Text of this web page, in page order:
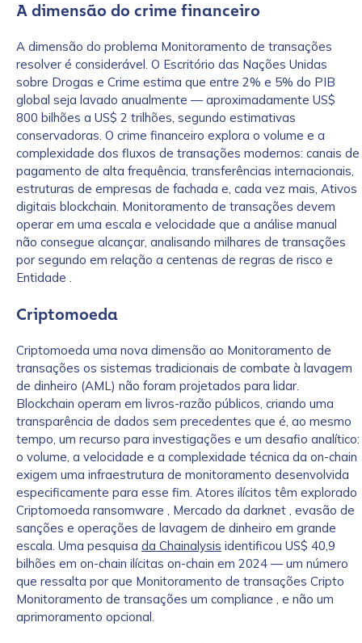
A dimensão do crime financeiro
A dimensão do problema Monitoramento de transações
resolver é considerável. O Escritório das Nações Unidas
sobre Drogas e Crime estima que entre 2% e 5% do PIB
global seja lavado anualmente — aproximadamente US$
800 bilhões a US$ 2 trilhões, segundo estimativas
conservadoras. O crime financeiro explora o volume e a
complexidade dos fluxos de transações modernos: canais de
pagamento de alta frequência, transferências internacionais,
estruturas de empresas de fachada e, cada vez mais, Ativos
digitais blockchain. Monitoramento de transações devem
operar em uma escala e velocidade que a análise manual
não consegue alcançar, analisando milhares de transações
por segundo em relação a centenas de regras de risco e
Entidade .
Criptomoeda
Criptomoeda uma nova dimensão ao Monitoramento de
transações os sistemas tradicionais de combate à lavagem
de dinheiro (AML) não foram projetados para lidar.
Blockchain operam em livros-razão públicos, criando uma
transparência de dados sem precedentes que é, ao mesmo
tempo, um recurso para investigações e um desafio analítico:
o volume, a velocidade e a complexidade técnica da on-chain
exigem uma infraestrutura de monitoramento desenvolvida
especificamente para esse fim. Atores ilícitos têm explorado
Criptomoeda ransomware , Mercado da darknet , evasão de
sanções e operações de lavagem de dinheiro em grande
escala. Uma pesquisa da Chainalysis identificou US$ 40,9
bilhões em on-chain ilícitas on-chain em 2024 — um número
que ressalta por que Monitoramento de transações Cripto
Monitoramento de transações um compliance , e não um
aprimoramento opcional.